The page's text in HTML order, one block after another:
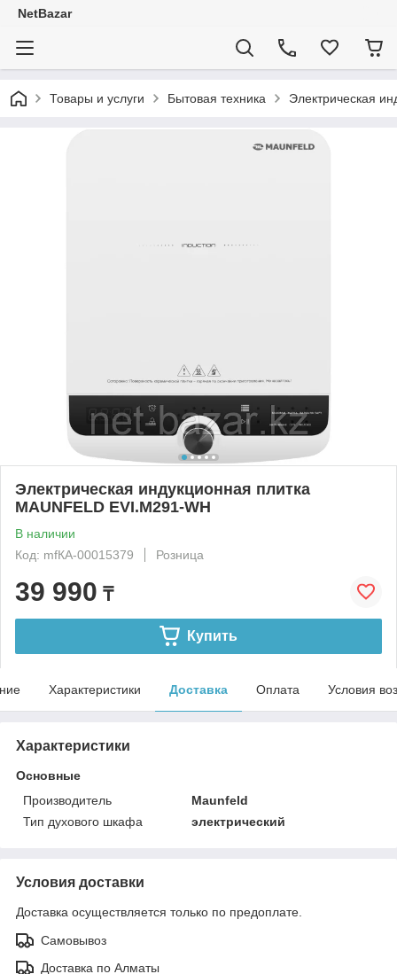
NetBazar
Товары и услуги Бытовая техника Электрическая
Электрическая индукционная плитка
MAUNFELD EVI.M291-WH
В наличии
Код: mfКА-00015379
Розница
39 990 ₸
Купить
Характеристики Доставка Оплата Условия
Характеристики
Основные
Производитель
Maunfeld
Тип духового шкафа
электрический
Условия доставки
Доставка осуществляется только по предоплате.
Самовывоз
Доставка по Алматы